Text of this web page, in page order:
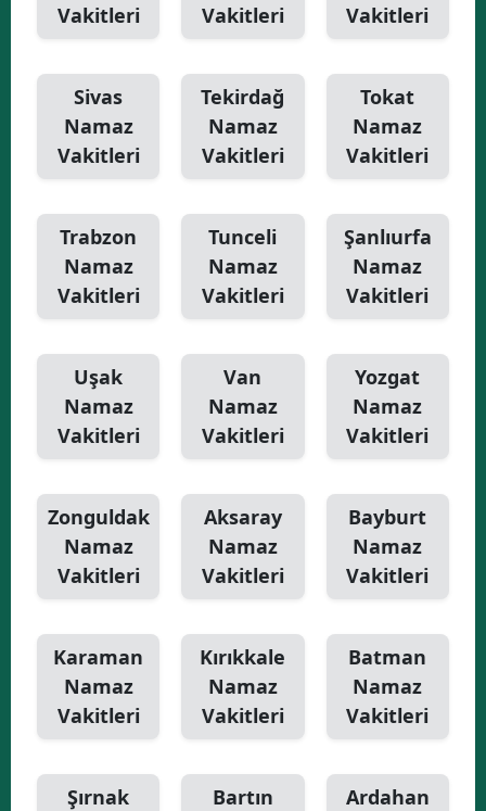
Vakitleri
Vakitleri
Vakitleri
Sivas
Namaz
Vakitleri
Tekirdağ
Namaz
Vakitleri
Tokat
Namaz
Vakitleri
Trabzon
Namaz
Vakitleri
Tunceli
Namaz
Vakitleri
Şanlıurfa
Namaz
Vakitleri
Uşak
Namaz
Vakitleri
Van
Namaz
Vakitleri
Yozgat
Namaz
Vakitleri
Zonguldak
Namaz
Vakitleri
Aksaray
Namaz
Vakitleri
Bayburt
Namaz
Vakitleri
Karaman
Namaz
Vakitleri
Kırıkkale
Namaz
Vakitleri
Batman
Namaz
Vakitleri
Şırnak
Bartın
Ardahan